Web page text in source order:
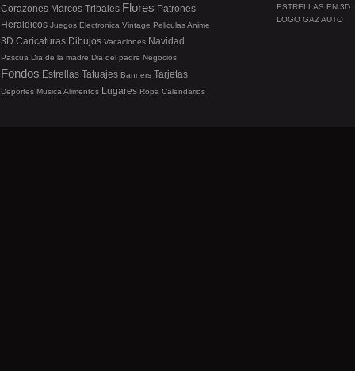
ESTRELLAS EN 3D
LOGO GAZ AUTO
Corazones Marcos Tribales Flores Patrones
Heraldicos Juegos Electronica Vintage PeliculasAnime
3D Caricaturas Dibujos Vacaciones Navidad
Pascua Dia de la madre Dia del padre Negocios
Fondos Estrellas Tatuajes Banners Tarjetas
Deportes Musica Alimentos Lugares Ropa Calendarios